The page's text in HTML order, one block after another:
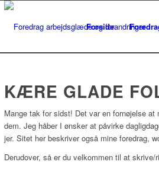
Forside
KÆRE GLADE
Mange tak for sidst! Det var en fornøjelse
dem. Jeg håber I ønsker at påvirke
jer. Sitet her beskriver også mine foredrag,
Derudover, så er du velkommen til at